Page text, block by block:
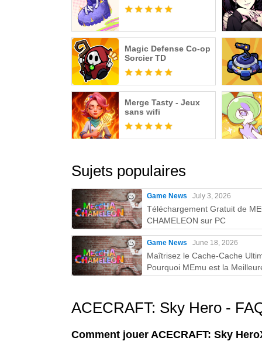
Magic Defense Co-op
Sorcier TD
Merge Tasty - Jeux
sans wifi
Sujets populaires
Game News July 3, 2026
Téléchargement Gratuit de
CHAMELEON sur PC
Game News June 18, 2026
Maîtrisez le Cache-Cache
Pourquoi MEmu est la
Façon de Jouer à MECCHA
ACECRAFT: Sky Hero -
Comment jouer ACECRAFT: Sky